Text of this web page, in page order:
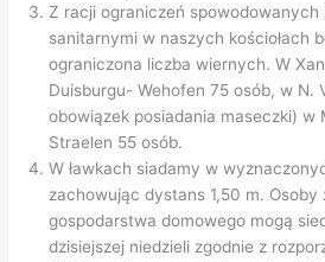
Z racji ograniczeń spowodowanych
sanitarnymi w naszych kościołach
ograniczona liczba wiernych. W
Duisburgu- Wehofen 75 osób, w N.
obowiązek posiadania maseczki) w
Straelen 55 osób.
W ławkach siadamy w
zachowując dystans 1,50 m. Osoby
gospodarstwa domowego mogą
dzisiejszej niedzieli zgodnie z